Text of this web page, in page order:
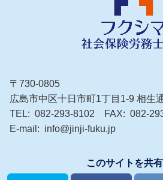
〒730-0805
広島市中区十日市町1丁目1-9 相生
TEL
082-293-8102 FAX
082-
E-mail
info@jinji-fuku.jp
このサイトを共